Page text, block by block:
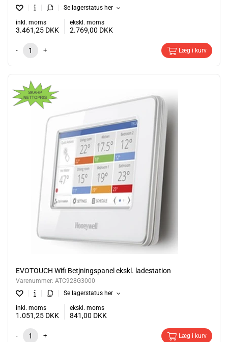
Se lagerstatus her
inkl. moms
3.461,25 DKK
ekskl. moms
2.769,00 DKK
- + Læg i kurv
EVOTOUCH Wifi Betjningspanel ekskl. ladestation
Varenummer: ATC928G3000
Se lagerstatus her
inkl. moms
1.051,25 DKK
ekskl. moms
841,00 DKK
- + Læg i kurv